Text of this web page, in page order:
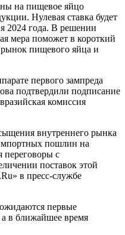
на пищевое яйцо
Нулевая ставка будет
2024 года. В решении
мера поможет в короткий
рынок пищевого яйца и
первого зампреда
подтвердили подписание
комиссия
внутреннего рынка
пошлин на
переговоры с
поставок этой
в пресс-службе
первые
в ближайшее время